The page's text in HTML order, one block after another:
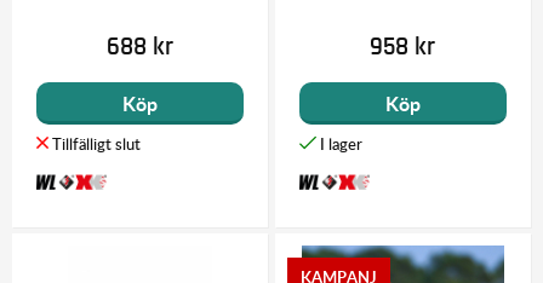
688 kr
Köp
958 kr
Köp